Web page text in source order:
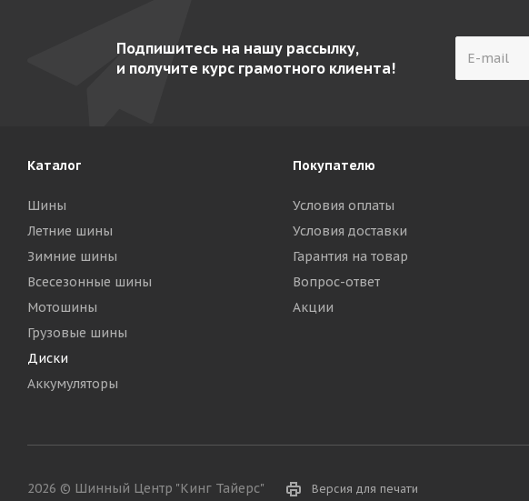
Подпишитесь на нашу рассылку,
и получите курс грамотного клиента!
Каталог
Шины
Летние шины
Зимние шины
Всесезонные шины
Мотошины
Грузовые шины
Диски
Аккумуляторы
Покупателю
Условия оплаты
Условия доставки
Гарантия на товар
Вопрос-ответ
Акции
2026 © Шинный Центр "Кинг Тайерс" Версия для печати